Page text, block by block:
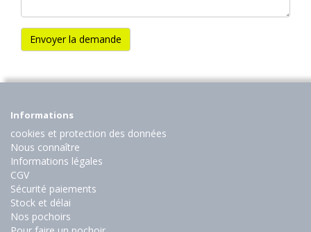
Envoyer la demande
Informations
cookies et protection des données
Nous connaître
Informations légales
CGV
Sécurité paiements
Stock et délai
Nos pochoirs